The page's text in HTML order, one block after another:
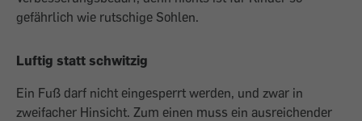
gefährlich wie rutschige Sohlen.
Luftig statt schwitzig
Ein Fuß darf nicht eingesperrt werden, und zwar in
zweifacher Hinsicht. Zum einen muss ein ausreichender